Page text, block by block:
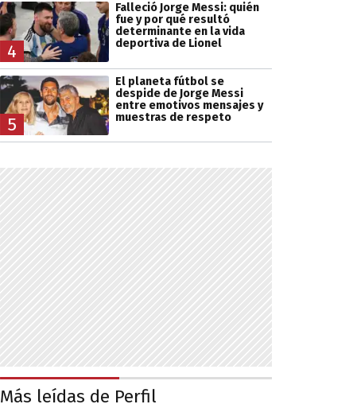
4
Falleció Jorge Messi: quién
fue y por qué resultó
determinante en la vida
deportiva de Lionel
5
El planeta fútbol se
despide de Jorge Messi
entre emotivos mensajes y
muestras de respeto
Más leídas de Perfil